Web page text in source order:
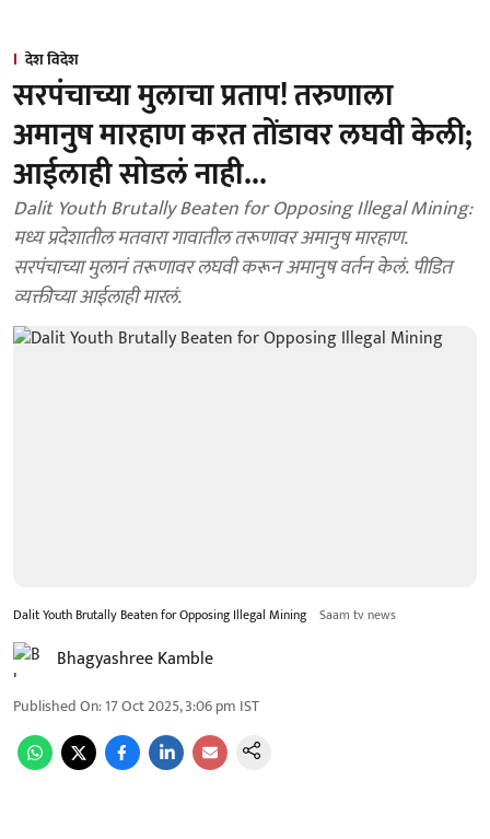
देश विदेश
सरपंचाच्या मुलाचा प्रताप! तरुणाला
अमानुष मारहाण करत तोंडावर लघवी केली;
आईलाही सोडलं नाही...
Dalit Youth Brutally Beaten for Opposing Illegal Mining:
मध्य प्रदेशातील मतवारा गावातील तरूणावर अमानुष मारहाण.
सरपंचाच्या मुलानं तरूणावर लघवी करून अमानुष वर्तन केलं. पीडित
व्यक्तीच्या आईलाही मारलं.
Dalit Youth Brutally Beaten for Opposing Illegal Mining Saam tv news
Bhagyashree Kamble
Published On:17 Oct 2025, 3:06 pm IST